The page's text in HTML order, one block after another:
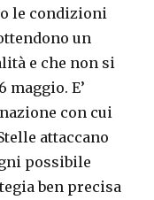
le condizioni
un
e che non si
E’
con cui
attaccano
possibile
ben precisa